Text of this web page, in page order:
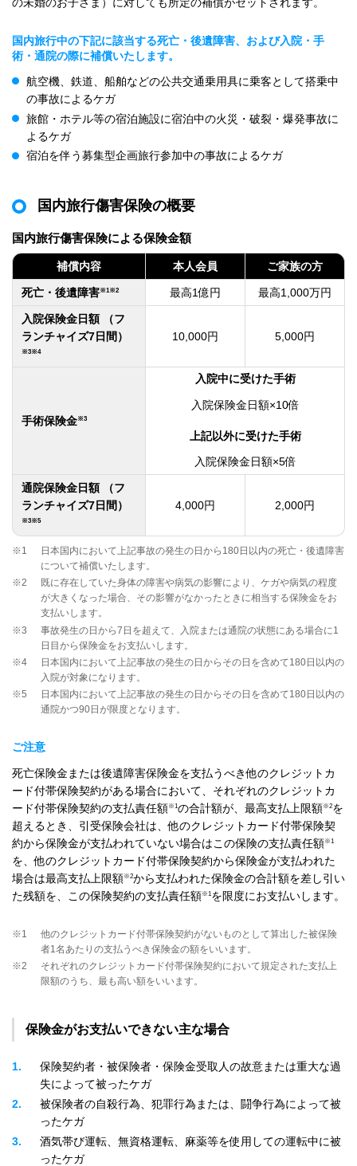
国内旅行中の下記に該当する死亡・後遺障害、および入院・手
術・通院の際に補償いたします。
航空機、鉄道、船舶などの公共交通乗用具に乗客として搭乗中
の事故によるケガ
旅館・ホテル等の宿泊施設に宿泊中の火災・破裂・爆発事故に
よるケガ
宿泊を伴う募集型企画旅行参加中の事故によるケガ
国内旅行傷害保険の概要
国内旅行傷害保険による保険金額
補償内容 本人会員 ご家族の方
死亡・後遺障害※1※2 最高1億円 最高1,000万円
入院保険金日額 （フ
ランチャイズ7日間）
※3※4
10,000円 5,000円
手術保険金※3
入院中に受けた手術
入院保険金日額×10倍
上記以外に受けた手術
入院保険金日額×5倍
通院保険金日額 （フ
ランチャイズ7日間）
※3※5
4,000円 2,000円
※1
日本国内において上記事故の発生の日から180日以内の死亡・後遺障害
について補償いたします。
※2
既に存在していた身体の障害や病気の影響により、ケガや病気の程度
が大きくなった場合、その影響がなかったときに相当する保険金をお
支払いします。
※3
事故発生の日から7日を超えて、入院または通院の状態にある場合に1
日目から保険金をお支払いします。
※4
日本国内において上記事故の発生の日からその日を含めて180日以内の
入院が対象になります。
※5
日本国内において上記事故の発生の日からその日を含めて180日以内の
通院かつ90日が限度となります。
ご注意
死亡保険金または後遺障害保険金を支払うべき他のクレジットカ
ード付帯保険契約がある場合において、それぞれのクレジットカ
ード付帯保険契約の支払責任額※1の合計額が、最高支払上限額※2を
超えるとき、引受保険会社は、他のクレジットカード付帯保険契
約から保険金が支払われていない場合はこの保険の支払責任額※1
を、他のクレジットカード付帯保険契約から保険金が支払われた
場合は最高支払上限額※2から支払われた保険金の合計額を差し引い
た残額を、この保険契約の支払責任額※1 を限度にお支払いします。
※1
他のクレジットカード付帯保険契約がないものとして算出した被保険
者1名あたりの支払うべき保険金の額をいいます。
※2
それぞれのクレジットカード付帯保険契約において規定された支払上
限額のうち、最も高い額をいいます。
保険金がお支払いできない主な場合
1
保険契約者・被保険者・保険金受取人の故意または重大な過
失によって被ったケガ
2
被保険者の自殺行為、犯罪行為または、闘争行為によって被
ったケガ
3
酒気帯び運転、無資格運転、麻薬等を使用しての運転中に被
ったケガ